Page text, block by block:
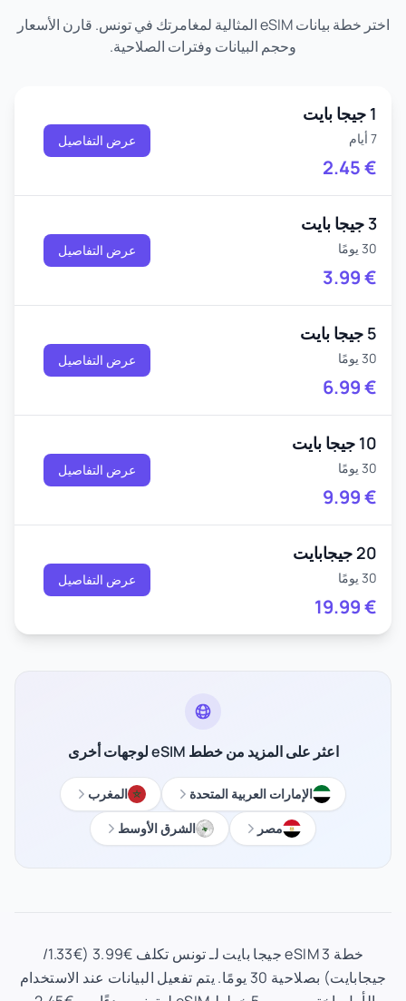
اختر خطة بيانات eSIM المثالية لمغامرتك في تونس. قارن الأسعار
وحجم البيانات وفترات الصلاحية.
1 جيجا بايت
7 أيام
2.45€
عرض التفاصيل
3 جيجا بايت
30 يومًا
3.99€
عرض التفاصيل
5 جيجا بايت
30 يومًا
6.99€
عرض التفاصيل
10 جيجا بايت
30 يومًا
9.99€
عرض التفاصيل
20 جيجابايت
30 يومًا
19.99€
عرض التفاصيل
اعثر على المزيد من خطط eSIM لوجهات أخرى
الإمارات العربية المتحدة
المغرب
مصر
الشرق الأوسط
خطة eSIM 3 جيجا بايت لـ تونس تكلف €3.99 (€1.33/
جيجابايت) بصلاحية 30 يومًا. يتم تفعيل البيانات عند الاستخدام